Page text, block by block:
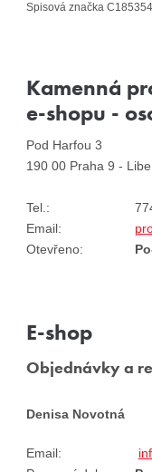
Spisová značka
Kamenná
e-shopu -
Pod Harfou 3
190 00 Praha 9 -
Tel.:
Email:
Otevřeno:
E-shop
Objednávky a
Denisa Novotná
Email: